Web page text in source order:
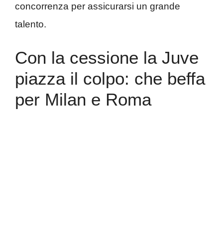
concorrenza per assicurarsi un grande
talento.
Con la cessione la Juve
piazza il colpo: che beffa
per Milan e Roma